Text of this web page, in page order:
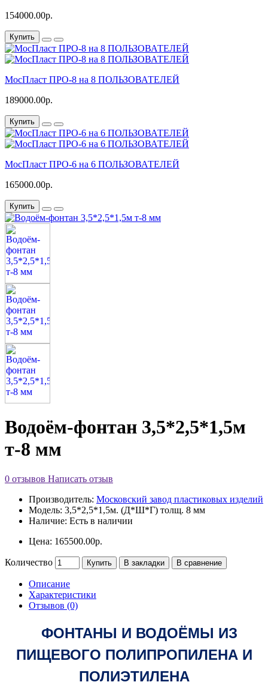
154000.00р.
Купить
МосПласт ПРО-8 на 8 ПОЛЬЗОВАТЕЛЕЙ
189000.00р.
Купить
МосПласт ПРО‑6 на 6 ПОЛЬЗОВАТЕЛЕЙ
165000.00р.
Купить
Водоём-фонтан 3,5*2,5*1,5м
т-8 мм
0 отзывов Написать отзыв
Производитель: Московский завод пластиковых изделий
Модель: 3,5*2,5*1,5м. (Д*Ш*Г) толщ. 8 мм
Наличие: Есть в наличии
Цена: 165500.00р.
Количество Купить В закладки В сравнение
Описание
Характеристики
Отзывов (0)
ФОНТАНЫ И ВОДОЁМЫ ИЗ
ПИЩЕВОГО ПОЛИПРОПИЛЕНА И
ПОЛИЭТИЛЕНА